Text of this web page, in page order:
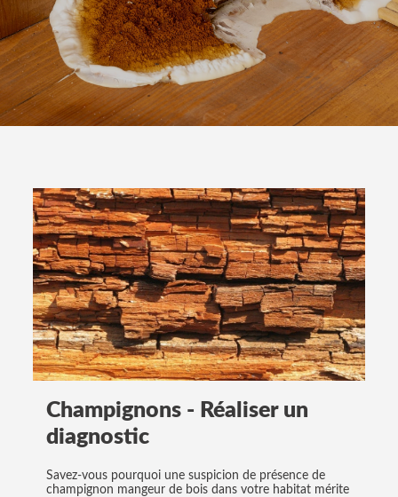
Champignons - Réaliser un
diagnostic
Savez-vous pourquoi une suspicion de présence de
champignon mangeur de bois dans votre habitat mérite